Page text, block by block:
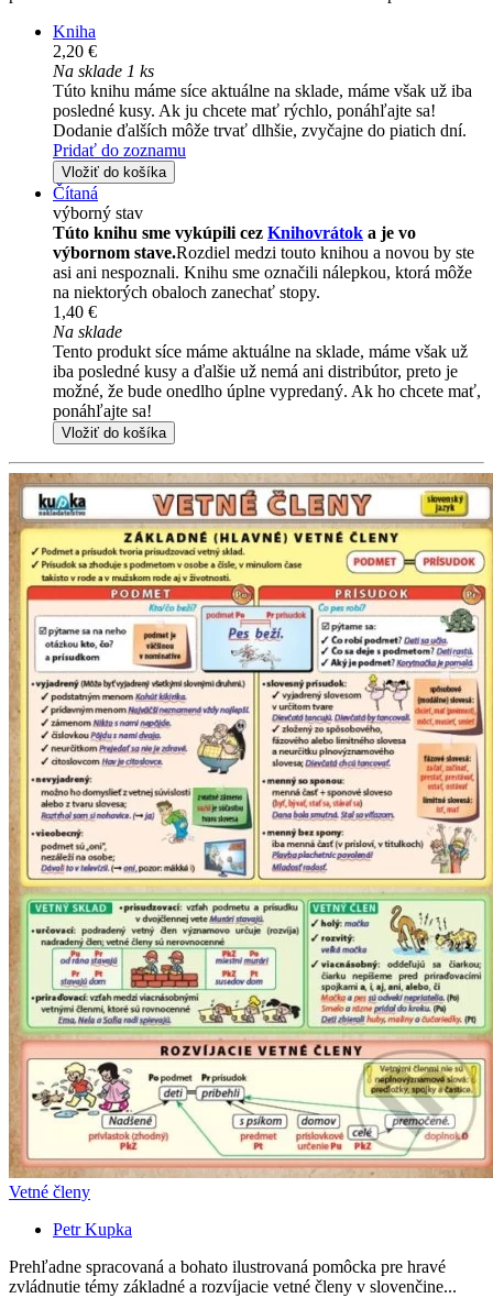
Kniha
2,20 €
Na sklade 1 ks
Túto knihu máme síce aktuálne na sklade, máme však už iba
posledné kusy. Ak ju chcete mať rýchlo, ponáhľajte sa!
Dodanie ďalších môže trvať dlhšie, zvyčajne do piatich dní.
Pridať do zoznamu
Vložiť do košíka
Čítaná
výborný stav
Túto knihu sme vykúpili cez Knihovrátok a je vo
výbornom stave.Rozdiel medzi touto knihou a novou by ste
asi ani nespoznali. Knihu sme označili nálepkou, ktorá môže
na niektorých obaloch zanechať stopy.
1,40 €
Na sklade
Tento produkt síce máme aktuálne na sklade, máme však už
iba posledné kusy a ďalšie už nemá ani distribútor, preto je
možné, že bude onedlho úplne vypredaný. Ak ho chcete mať,
ponáhľajte sa!
Vložiť do košíka
Vetné členy
Petr Kupka
Prehľadne spracovaná a bohato ilustrovaná pomôcka pre hravé
zvládnutie témy základné a rozvíjacie vetné členy v slovenčine...